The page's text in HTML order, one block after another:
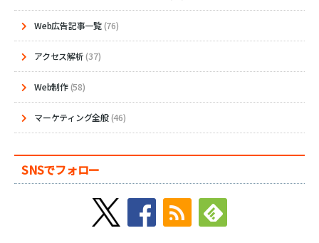
Web広告記事一覧(76)
アクセス解析(37)
Web制作(58)
マーケティング全般(46)
SNSでフォロー